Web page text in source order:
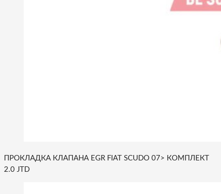
ПРОКЛАДКА КЛАПАНА EGR FIAT SCUDO 07> КОМПЛЕКТ
2.0 JTD